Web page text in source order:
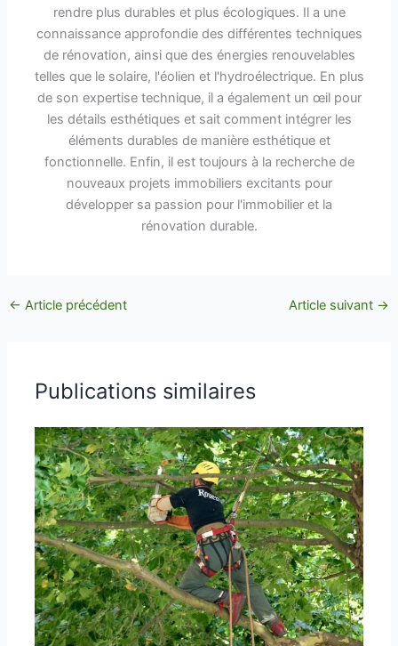
rendre plus durables et plus écologiques. Il a une
connaissance approfondie des différentes techniques
de rénovation, ainsi que des énergies renouvelables
telles que le solaire, l'éolien et l'hydroélectrique. En plus
de son expertise technique, il a également un œil pour
les détails esthétiques et sait comment intégrer les
éléments durables de manière esthétique et
fonctionnelle. Enfin, il est toujours à la recherche de
nouveaux projets immobiliers excitants pour
développer sa passion pour l'immobilier et la
rénovation durable.
← Article précédent Article suivant →
Publications similaires